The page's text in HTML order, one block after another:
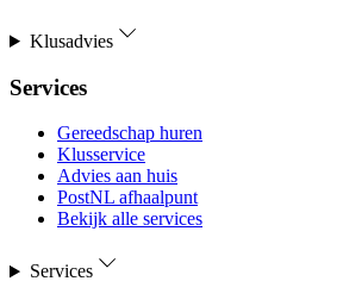
Klusadvies
Services
Gereedschap huren
Klusservice
Advies aan huis
PostNL afhaalpunt
Bekijk alle services
Services